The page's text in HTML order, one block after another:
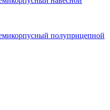
полуприцепной